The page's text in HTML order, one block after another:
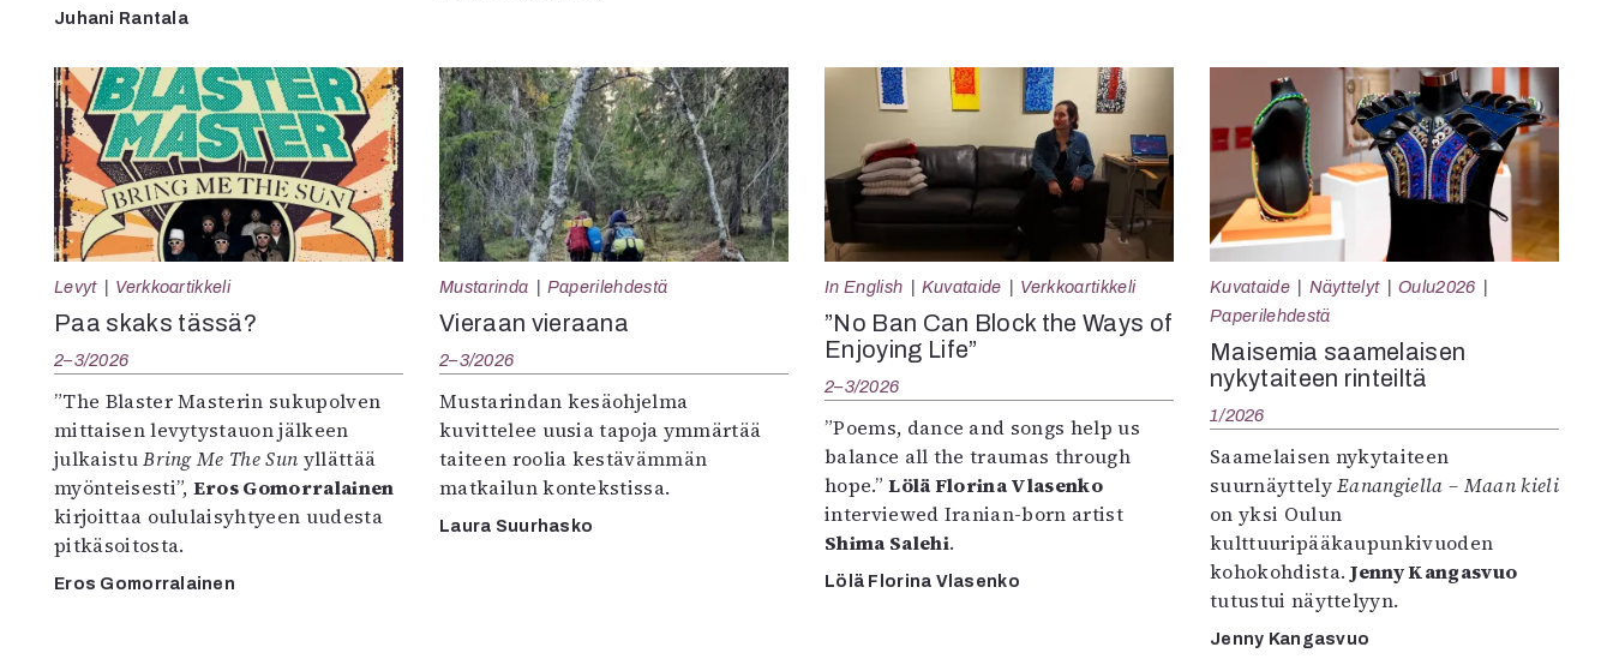
Juhani Rantala
Levyt Verkkoartikkeli
Paa skaks tässä?
2–3/2026
”The Blaster Masterin sukupolven
mittaisen levytystauon jälkeen
julkaistuBring Me The Sun yllättää
myönteisesti”, Eros Gomorralainen
kirjoittaa oululaisyhtyeen uudesta
pitkäsoitosta.
Eros Gomorralainen
Mustarinda Paperilehdestä
Vieraan vieraana
2–3/2026
Mustarindan kesäohjelma
kuvittelee uusia tapoja ymmärtää
taiteen roolia kestävämmän
matkailun kontekstissa.
Laura Suurhasko
In English Kuvataide Verkkoartikkeli
”No Ban Can Block the Ways of
Enjoying Life”
2–3/2026
”Poems, dance and songs help us
balance all the traumas through
hope.”Lölä Florina Vlasenko
interviewed Iranian-born artist
Shima Salehi.
Lölä Florina Vlasenko
Kuvataide Näyttelyt
Oulu2026
Paperilehdestä
Maisemia saamelaisen
nykytaiteen rinteiltä
1/2026
Saamelaisen nykytaiteen
suurnäyttelyEanangiella – Maan kieli
on yksi Oulun
kulttuuripääkaupunkivuoden
kohokohdista.Jenny Kangasvuo
tutustui näyttelyyn.
Jenny Kangasvuo